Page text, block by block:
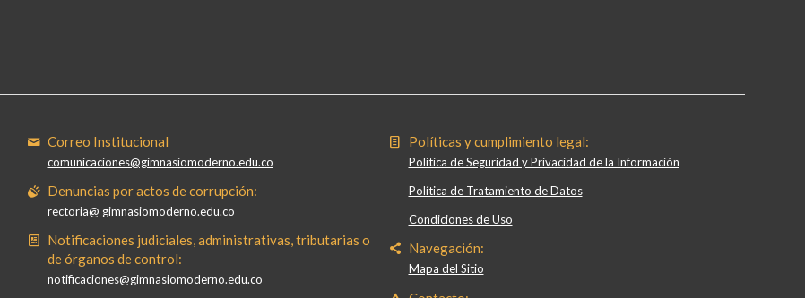
Correo Institucional
comunicaciones@gimnasiomoderno.edu.co
Denuncias por actos de corrupción:
rectoria@ gimnasiomoderno.edu.co
Notificaciones judiciales, administrativas, tributarias o
de órganos de control:
notificaciones@gimnasiomoderno.edu.co
Políticas y cumplimiento legal:
Política de Seguridad y Privacidad de la Información
Política de Tratamiento de Datos
Condiciones de Uso
Navegación:
Mapa del Sitio